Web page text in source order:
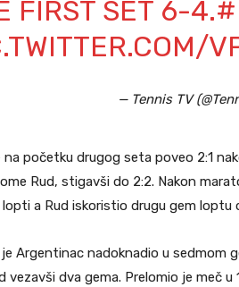
FIRST SET 6-4.
— Tennis TV
na početku drugog seta poveo 2:1
Rud, stigavši do 2:2. Nakon
a Rud iskoristio drugu gem loptu
Argentinac nadoknadio u sedmom
vezavši dva gema. Prelomio je meč